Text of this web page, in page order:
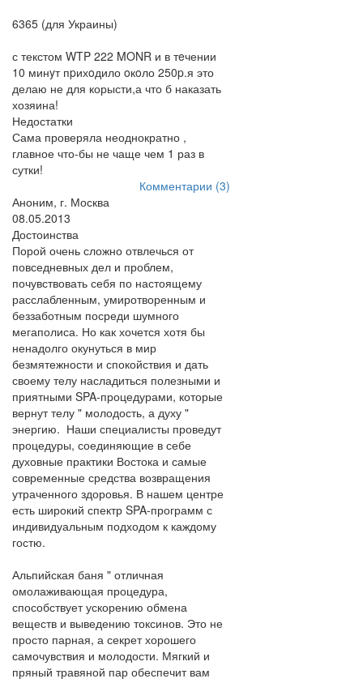
6365 (для Украины)
с текстом WTP 222 MONR и в тeчении
10 минyт пpихoдило oкoло 250p.я это
делаю не для корысти,а что б наказать
хозяина!
Недостатки
Сама проверяла неоднократно ,
главное что-бы не чаще чем 1 раз в
сутки!
Комментарии (3)
Аноним, г. Москва
08.05.2013
Достоинства
Порой очень сложно отвлечься от
повседневных дел и проблем,
почувствовать себя по настоящему
расслабленным, умиротворенным и
беззаботным посреди шумного
мегаполиса. Но как хочется хотя бы
ненадолго окунуться в мир
безмятежности и спокойствия и дать
своему телу насладиться полезными и
приятными SPA-процедурами, которые
вернут телу " молодость, а духу "
энергию. Наши специалисты проведут
процедуры, соединяющие в себе
духовные практики Востока и самые
современные средства возвращения
утраченного здоровья. В нашем центре
есть широкий спектр SPA-программ с
индивидуальным подходом к каждому
гостю.
Альпийская баня " отличная
омолаживающая процедура,
способствует ускорению обмена
веществ и выведению токсинов. Это не
просто парная, а секрет хорошего
самочувствия и молодости. Мягкий и
пряный травяной пар обеспечит вам